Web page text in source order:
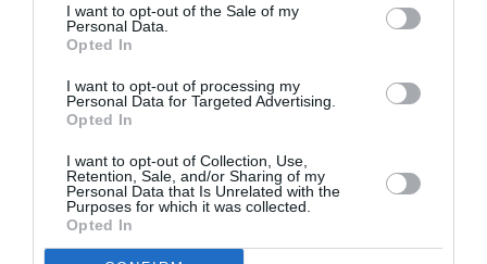
I want to opt-out of the Sale of my
Personal Data.
Opted In
I want to opt-out of processing my
Personal Data for Targeted Advertising.
Opted In
I want to opt-out of Collection, Use,
Retention, Sale, and/or Sharing of my
Personal Data that Is Unrelated with the
Purposes for which it was collected.
Opted In
Τον Σεπτέμβριο (2016) – κατόπιν προσκλήσεως –
πραγματοποιήθηκε παρουσίαση του Φεστιβάλ με
Λονδίνο. Τον Οκτώβριο (2016) μέλη της ομάδας του
Δι.Φε.Μ.Μ. πραγματοποίησαν ενημερωτικές
πολιτιστικούς θεσμούς και με Μ.Μ.Ε. της ελληνικής
κοινότητας.
Το Διεθνές Φεστιβάλ Μουσικής Μολύβου έχει κινήσει